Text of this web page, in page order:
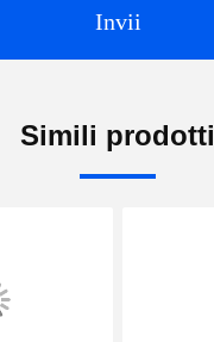
Invii
Simili prodotti